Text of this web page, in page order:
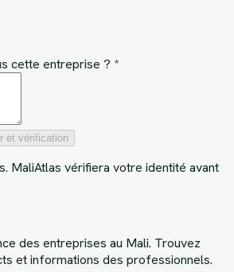
cette entreprise ? *
et vérification
MaliAtlas vérifiera votre identité avant
des entreprises au Mali. Trouvez
et informations des professionnels.